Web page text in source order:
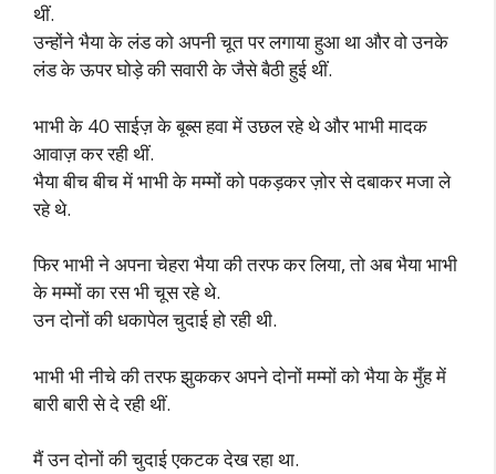
थीं.
उन्होंने भैया के लंड को अपनी चूत पर लगाया हुआ था और वो उनके
लंड के ऊपर घोड़े की सवारी के जैसे बैठी हुई थीं.
भाभी के 40 साईज़ के बूब्स हवा में उछल रहे थे और भाभी मादक
आवाज़ कर रही थीं.
भैया बीच बीच में भाभी के मम्मों को पकड़कर ज़ोर से दबाकर मजा ले
रहे थे.
फिर भाभी ने अपना चेहरा भैया की तरफ कर लिया, तो अब भैया भाभी
के मम्मों का रस भी चूस रहे थे.
उन दोनों की धकापेल चुदाई हो रही थी.
भाभी भी नीचे की तरफ झुककर अपने दोनों मम्मों को भैया के मुँह में
बारी बारी से दे रही थीं.
मैं उन दोनों की चुदाई एकटक देख रहा था.